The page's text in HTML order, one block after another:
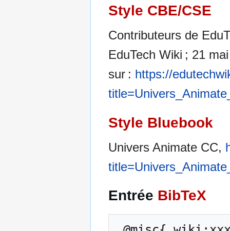
Style CBE/CSE
Contributeurs de
EduTech Wiki ; 21
sur : https://
Style Bluebook
Univers Animate CC,
Entrée BibTeX